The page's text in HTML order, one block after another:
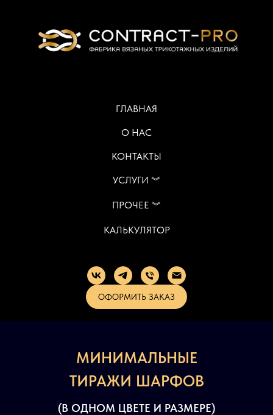
ГЛАВНАЯ
О НАС
КОНТАКТЫ
УСЛУГИ ︾
ПРОЧЕЕ ︾
КАЛЬКУЛЯТОР
ОФОРМИТЬ ЗАКАЗ
(В ОДНОМ ЦВЕТЕ И РАЗМЕРЕ)
МИНИМАЛЬНЫЕ
ТИРАЖИ ШАРФОВ